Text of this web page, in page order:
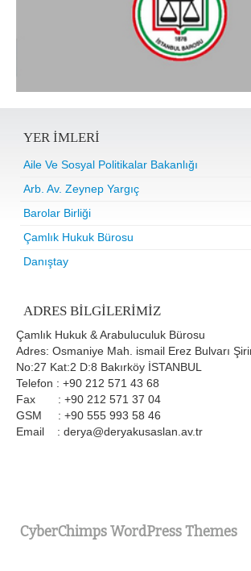
YER IMLERI
Aile Ve Sosyal Politikalar Bakanlığı
Arb. Av. Zeynep Yargıç
Barolar Birliği
Çamlık Hukuk Bürosu
Danıştay
ADRES BILGILERIMIZ
Çamlık Hukuk & Arabuluculuk Bürosu
Adres: Osmaniye Mah. ismail Erez Bulvarı
No:27 Kat:2 D:8 Bakırköy İSTANBUL
Telefon : +90 212 571 43 68
Fax : +90 212 571 37 04
GSM : +90 555 993 58 46
Email : derya@deryakusaslan.av.tr
CyberChimps WordPress Themes